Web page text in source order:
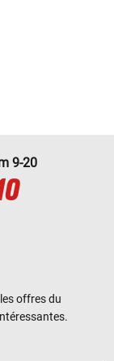
9-20
offres du